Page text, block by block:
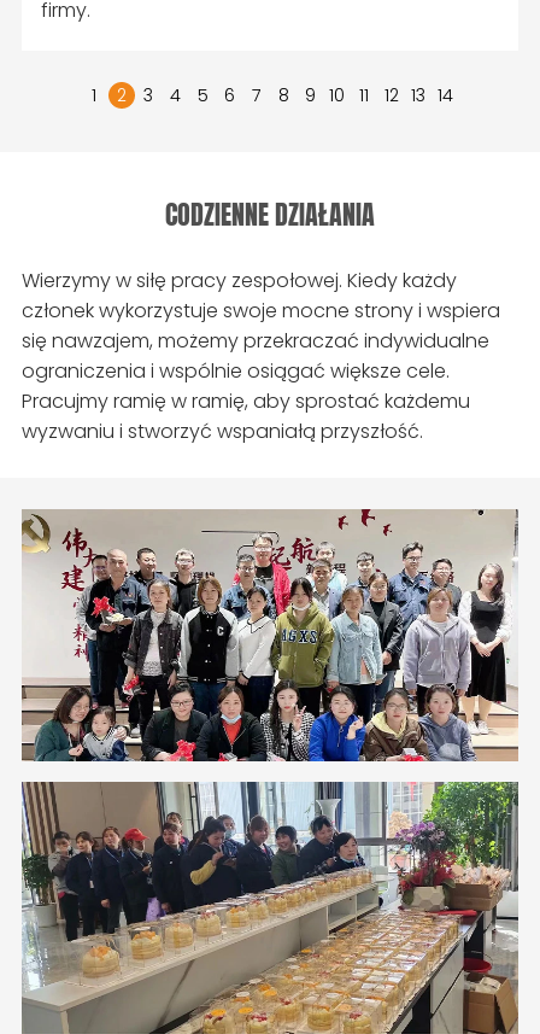
firmy.
1 2 3 4 5 6 7 8 9 10 11 12 13 14
CODZIENNE DZIAŁANIA
Wierzymy w siłę pracy zespołowej. Kiedy każdy
członek wykorzystuje swoje mocne strony i wspiera
się nawzajem, możemy przekraczać indywidualne
ograniczenia i wspólnie osiągać większe cele.
Pracujmy ramię w ramię, aby sprostać każdemu
wyzwaniu i stworzyć wspaniałą przyszłość.